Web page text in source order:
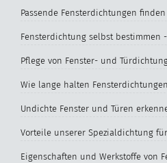
Passende Fensterdichtungen
Fensterdichtung selbst bestimmen
Pflege von Fenster- und
Wie lange halten
Undichte Fenster und Türen
Vorteile unserer Spezialdichtung
Eigenschaften und Werkstoffe von